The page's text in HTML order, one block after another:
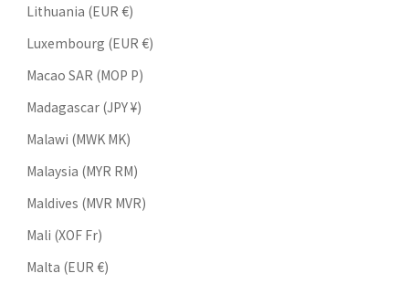
Lithuania (EUR €)
Luxembourg (EUR €)
Macao SAR (MOP P)
Madagascar (JPY ¥)
Malawi (MWK MK)
Malaysia (MYR RM)
Maldives (MVR MVR)
Mali (XOF Fr)
Malta (EUR €)